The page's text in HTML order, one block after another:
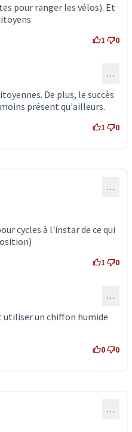
pour ranger les vélos). Et
1 0
…
De plus, le succès
présent qu'ailleurs.
1 0
…
cycles à l'instar de ce qui
1 0
…
utiliser un chiffon humide
0 0
…